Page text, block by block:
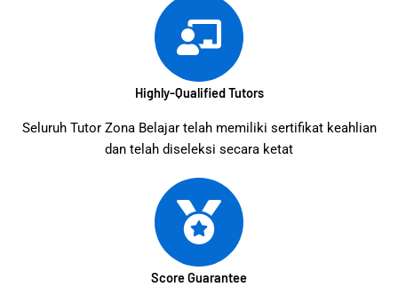
Highly-Qualified Tutors
Seluruh Tutor Zona Belajar telah memiliki sertifikat keahlian
dan telah diseleksi secara ketat
Score Guarantee